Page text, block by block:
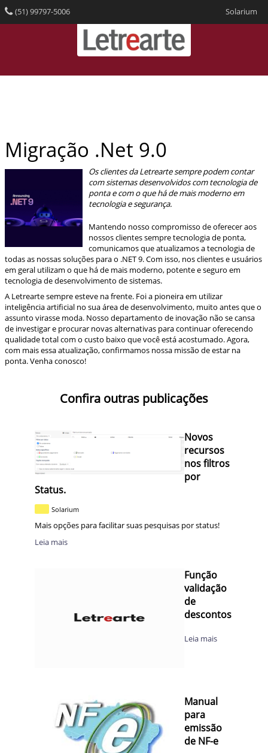
(51) 99797-5006 Solarium
Migração .Net 9.0
Os clientes da Letrearte sempre podem contar
com sistemas desenvolvidos com tecnologia de
ponta e com o que há de mais moderno em
tecnologia e segurança.
Mantendo nosso compromisso de oferecer aos
nossos clientes sempre tecnologia de ponta,
comunicamos que atualizamos a tecnologia de
todas as nossas soluções para o .NET 9. Com isso, nos clientes e usuários
em geral utilizam o que há de mais moderno, potente e seguro em
tecnologia de desenvolvimento de sistemas.
A Letrearte sempre esteve na frente. Foi a pioneira em utilizar
inteligência artificial no sua área de desenvolvimento, muito antes que o
assunto virasse moda. Nosso departamento de inovação não se cansa
de investigar e procurar novas alternativas para continuar oferecendo
qualidade total com o custo baixo que você está acostumado. Agora,
com mais essa atualização, confirmamos nossa missão de estar na
ponta. Venha conosco!
Confira outras publicações
Novos
recursos
nos filtros
por
Status.
Solarium
Mais opções para facilitar suas pesquisas por status!
Leia mais
Função
validação
de
descontos
Leia mais
Manual
para
emissão
de NF-e